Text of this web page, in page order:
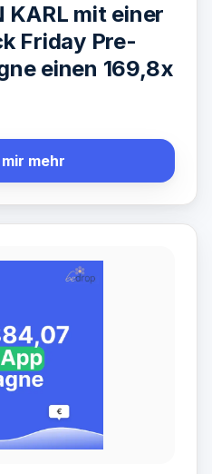
KARL mit einer
Friday Pre-
einen 169,8x
mehr